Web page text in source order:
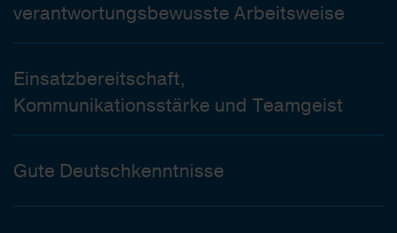
verantwortungsbewusste Arbeitsweise
Einsatzbereitschaft,
Kommunikationsstärke und Teamgeist
Gute Deutschkenntnisse